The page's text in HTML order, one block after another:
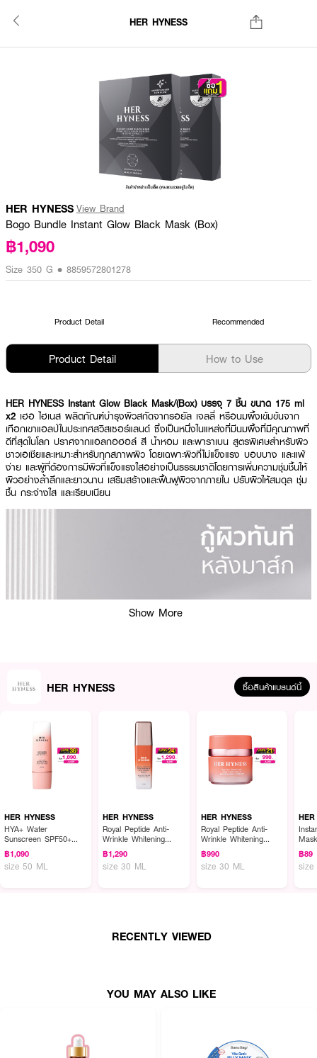
HER HYNESS
HER HYNESS View Brand
Bogo Bundle Instant Glow Black Mask (Box)
฿1,090
Size 350 G • 8859572801278
Product Detail Recommended
Product Detail How to Use
HER HYNESS Instant Glow Black Mask/(Box) บรรจุ 7 ชิ้น ขนาด 175 ml
x2 เฮอ ไฮเนส ผลิตภัณฑ์บำรุงผิวสกัดจากรอยัล เจลลี่ หรือนมผึ้งเข้มข้นจาก
เทือกเขาแอลป์ในประเทศสวิสเซอร์แลนด์ ซึ่งเป็นหนึ่งในแหล่งที่มีนมผึ้งที่มีคุณภาพที่
ดีที่สุดในโลก ปราศจากแอลกอฮอล์ สี น้ำหอม และพาราเบน สูตรพิเศษสำหรับผิว
ชาวเอเชียและเหมาะสำหรับทุกสภาพผิว โดยเฉพาะผิวที่ไม่แข็งแรง บอบบาง และแพ้
ง่าย และผู้ที่ต้องการมีผิวที่แข็งแรงใสอย่างเป็นธรรมชาติโดยการเพิ่มความชุ่มชื้นให้
ผิวอย่างล้ำลึกและยาวนาน เสริมสร้างและฟื้นฟูผิวจากภายใน ปรับผิวให้สมดุล ชุ่ม
ชื้น กระจ่างใส และเรียบเนียน
ผลลัพธ์ที่ได้ :
HER HYNESS Instant Glow Black Mask ใช้เทคโนโลยีใหม่กับแผ่นมาส์กถ่านหิน
ญี่ปุ่นและซุปเปอร์โกลว์เซรั่มเข้มข้นแก้ปัญหาผิวหมองคล้ำ ให้กระจ่างใสขึ้น พร้อม
(Dermatologically-Tested)ไม่ก่อให้เกิดการอุดตันของสิว (Non-Comedogenic)
เหมาะสำหรับผิวบอบบาง แพ้ง่าย
Show More
HER HYNESS ซื้อสินค้าแบรนด์นี้
HER HYNESS
HYA+ Water
Sunscreen SPF50+
PA++++
฿1,090
size 50 ML
HER HYNESS
Royal Peptide Anti-
Wrinkle Whitening
Serum
฿1,290
size 30 ML
HER HYNESS
Royal Peptide Anti-
Wrinkle Whitening
Cream
฿990
size 30 ML
฿89
size
RECENTLY VIEWED
YOU MAY ALSO LIKE